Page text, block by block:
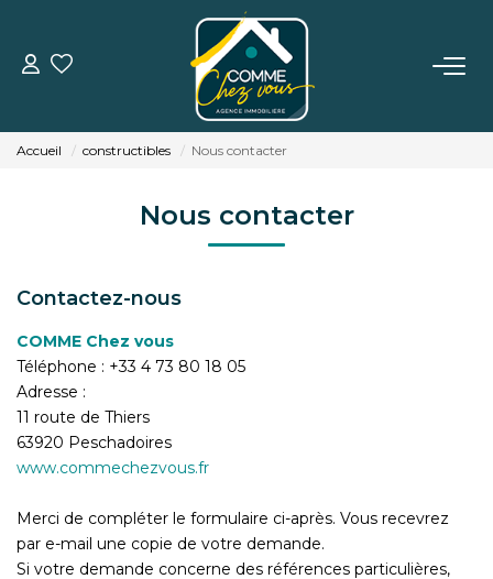
VENTE
ESTIMATION
BIENS VENDUS
L'AGENCE
TÉMOIGNAGES
CONTACT
Accueil constructibles Nous contacter
Nous contacter
Contactez-nous
COMME Chez vous
Téléphone : +33 4 73 80 18 05
Adresse :
11 route de Thiers
63920 Peschadoires
www.commechezvous.fr
Merci de compléter le formulaire ci-après. Vous recevrez
par e-mail une copie de votre demande.
Si votre demande concerne des références particulières,